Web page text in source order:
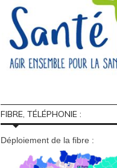
FIBRE, TÉLÉPHONIE :
Déploiement de la fibre :